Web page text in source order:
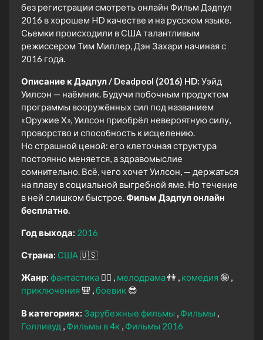
без регистрации смотреть онлайн Фильм Дэдпул
2016 в хорошем HD качестве и на русском языке.
Сьемки происходили в США талантливым
режиссером Тим Миллер, Дэн Захари начиная с
2016 года.
Описание к Дэдпул / Deadpool (2016) HD: Уэйд
Уилсон — наёмник. Будучи побочным продуктом
программы вооружённых сил под названием
«Оружие X», Уилсон приобрёл невероятную силу,
проворство и способность к исцелению.
Но страшной ценой: его клеточная структура
постоянно меняется, а здравомыслие
сомнительно. Всё, чего хочет Уилсон, — держаться
на плаву в социальной выгребной яме. Но течение
в ней слишком быстрое.Фильм Дэдпул онлайн
бесплатно.
Год выхода: 2016
Страна: США🇺🇸
Жанр: фантастика 🧙‍♀️ мелодрама👫 комедия 🤪
приключения 🎒 боевик 😎
В категориях: Зарубежные фильмы
Фильмы
Голливуд
Фильмы в 4к Фильмы 2016